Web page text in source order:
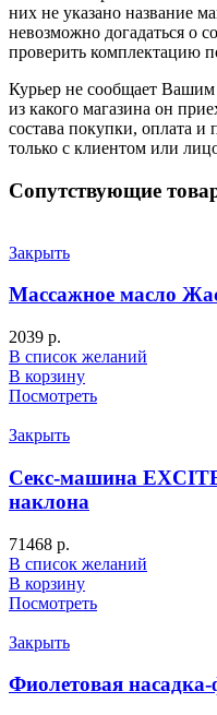
них не указано название
невозможно догадаться о
проверить комплектацию
Курьер не сообщает
из какого магазина он
состава покупки, оплата и
только с клиентом или
Сопутствующие
Закрыть
Массажное масло
2039 р.
В список желаний
В корзину
Посмотреть
Закрыть
Секс-машина
наклона
71468 р.
В список желаний
В корзину
Посмотреть
Закрыть
Фиолетовая